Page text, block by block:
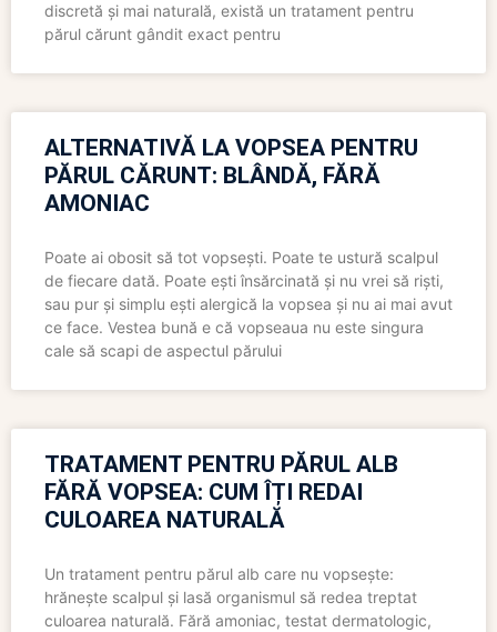
discretă și mai naturală, există un tratament pentru
părul cărunt gândit exact pentru
ALTERNATIVĂ LA VOPSEA PENTRU
PĂRUL CĂRUNT: BLÂNDĂ, FĂRĂ
AMONIAC
Poate ai obosit să tot vopsești. Poate te ustură scalpul
de fiecare dată. Poate ești însărcinată și nu vrei să riști,
sau pur și simplu ești alergică la vopsea și nu ai mai avut
ce face. Vestea bună e că vopseaua nu este singura
cale să scapi de aspectul părului
TRATAMENT PENTRU PĂRUL ALB
FĂRĂ VOPSEA: CUM ÎȚI REDAI
CULOAREA NATURALĂ
Un tratament pentru părul alb care nu vopsește:
hrănește scalpul și lasă organismul să redea treptat
culoarea naturală. Fără amoniac, testat dermatologic,